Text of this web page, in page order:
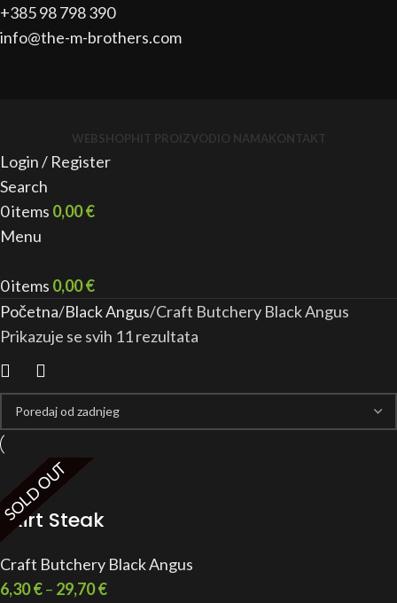
+385 98 798 390
info@the-m-brothers.com
WEBSHOPHIT PROIZVODIO NAMAKONTAKT
Login / Register
Search
0items 0,00€
Menu
0items 0,00€
Početna Black Angus Craft Butchery Black Angus
Prikazuje se svih 11 rezultata
SOLD OUT
Skirt Steak
Craft Butchery Black Angus
6,30€– 29,70€
SOLD OUT
SOLD OUT
ZALIHA
SOLD OUT
SOLD OUT
ZALIHA
SOLD OUT
SOLD OUT